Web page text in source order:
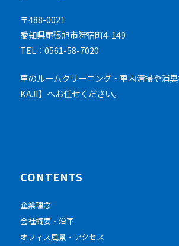
〒488-0021
愛知県尾張旭市狩宿町4-149
TEL：0561-58-7020
車のルームクリーニング・車内清掃や消
KAJI】へお任せください。
CONTENTS
企業理念
会社概要・沿革
オフィス風景・アクセス